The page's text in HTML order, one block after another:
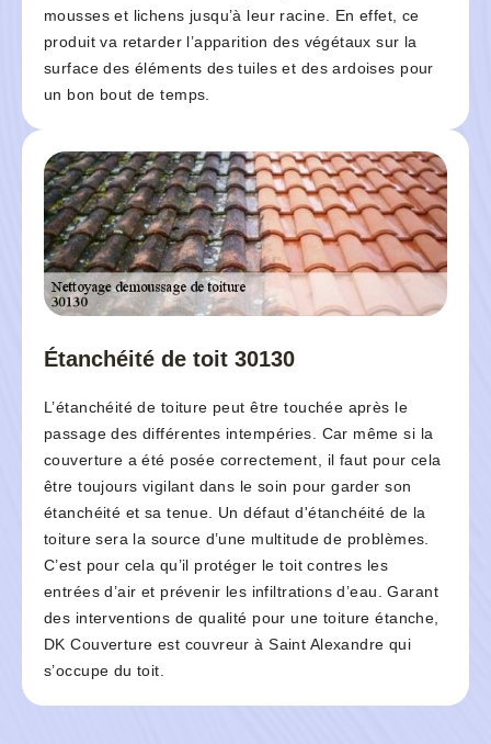
mousses et lichens jusqu’à leur racine. En effet, ce
produit va retarder l’apparition des végétaux sur la
surface des éléments des tuiles et des ardoises pour
un bon bout de temps.
Étanchéité de toit 30130
L’étanchéité de toiture peut être touchée après le
passage des différentes intempéries. Car même si la
couverture a été posée correctement, il faut pour cela
être toujours vigilant dans le soin pour garder son
étanchéité et sa tenue. Un défaut d'étanchéité de la
toiture sera la source d’une multitude de problèmes.
C’est pour cela qu’il protéger le toit contres les
entrées d’air et prévenir les infiltrations d’eau. Garant
des interventions de qualité pour une toiture étanche,
DK Couverture est couvreur à Saint Alexandre qui
s’occupe du toit.